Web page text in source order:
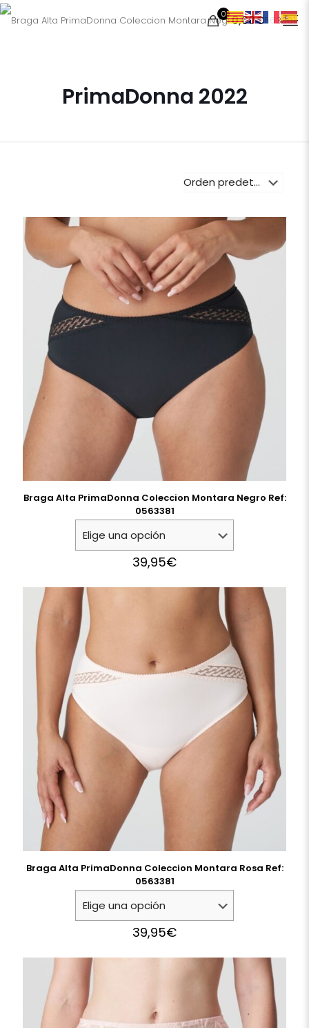
0 0,00€
PrimaDonna 2022
Braga Alta PrimaDonna Coleccion Montara Negro Ref:
0563381
39,95€
Braga Alta PrimaDonna Coleccion Montara Rosa Ref:
0563381
39,95€